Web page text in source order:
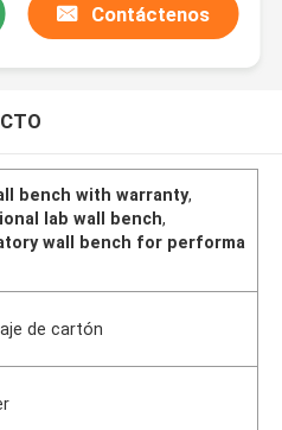
Contáctenos
bench with warranty,
lab wall bench,
wall bench for performa
de cartón